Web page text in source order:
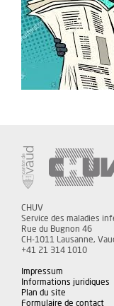
CHUV
Service des maladies
Rue du Bugnon 46
CH-1011 Lausanne,
+41 21 314 1010
Impressum
Informations juridiques
Plan du site
Formulaire de contact